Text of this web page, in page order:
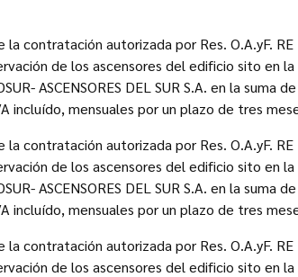
la contratación autorizada por Res. O.A.yF.
de los ascensores del edificio sito en
ASCENSORES DEL SUR S.A. en la
incluído, mensuales por un plazo de tres
la contratación autorizada por Res. O.A.yF.
de los ascensores del edificio sito en
ASCENSORES DEL SUR S.A. en la
incluído, mensuales por un plazo de tres
la contratación autorizada por Res. O.A.yF.
de los ascensores del edificio sito en